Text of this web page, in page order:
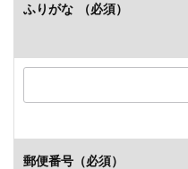
ふりがな （必須）
郵便番号（必須）